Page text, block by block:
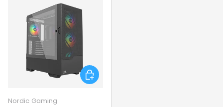
Nordic Gaming
Tilføj til kurv